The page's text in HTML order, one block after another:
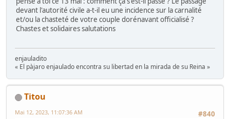
devant l'autorité civile a-t-il eu une incidence sur la carnalité
et/ou la chasteté de votre couple dorénavant officialisé ?
Chastes et solidaires salutations
enjauladito
« El pàjaro enjaulado encontra su libertad en la mirada de su Reina »
Titou
#840
Mai 12, 2023, 11:07:36 AM